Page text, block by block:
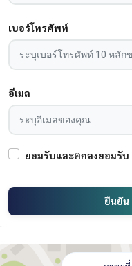
เบอร์โทรศัพท์
อีเมล
ยอมรับและตกลงยอมรับ
ยืนยัน